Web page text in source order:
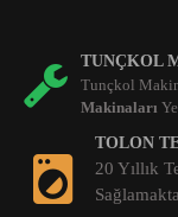
TUNÇKOL
Tunçkol
Makinaları
TOLON
20 Yıllık